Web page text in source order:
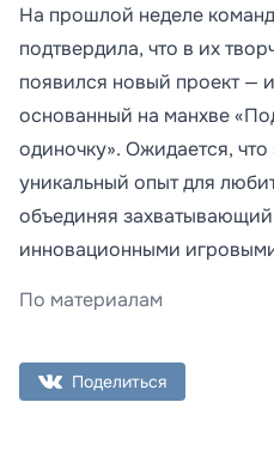
На прошлой неделе
подтвердила, что в их
появился новый проект —
основанный на манхве
одиночку». Ожидается,
уникальный опыт для
объединяя
инновационными
По материалам
Поделиться